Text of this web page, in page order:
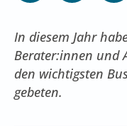
In diesem Jahr
Berater:innen und
den wichtigsten
gebeten.